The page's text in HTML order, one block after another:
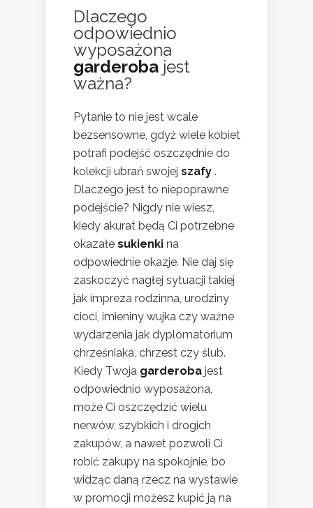
Dlaczego
odpowiednio
wyposażona
garderoba jest
ważna?
Pytanie to nie jest wcale
bezsensowne, gdyż wiele kobiet
potrafi podejść oszczędnie do
kolekcji ubrań swojej szafy .
Dlaczego jest to niepoprawne
podejście? Nigdy nie wiesz,
kiedy akurat będą Ci potrzebne
okazałe sukienki na
odpowiednie okazje. Nie daj się
zaskoczyć nagłej sytuacji takiej
jak impreza rodzinna, urodziny
cioci, imieniny wujka czy ważne
wydarzenia jak dyplomatorium
chrześniaka, chrzest czy ślub.
Kiedy Twoja garderoba jest
odpowiednio wyposażona,
może Ci oszczędzić wielu
nerwów, szybkich i drogich
zakupów, a nawet pozwoli Ci
robić zakupy na spokojnie, bo
widząc daną rzecz na wystawie
w promocji możesz kupić ją na